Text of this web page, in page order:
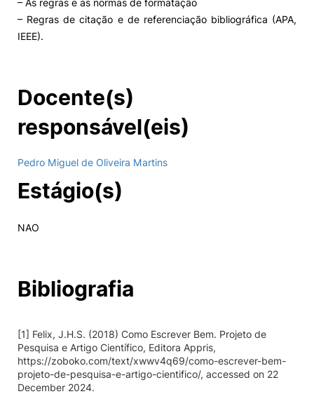
– As regras e as normas de formatação
– Regras de citação e de referenciação bibliográfica (APA,
IEEE).
Docente(s)
responsável(eis)
Pedro Miguel de Oliveira Martins
Estágio(s)
NAO
Bibliografia
[1] Felix, J.H.S. (2018) Como Escrever Bem. Projeto de
Pesquisa e Artigo Científico, Editora Appris,
https://zoboko.com/text/xwwv4q69/como-escrever-bem-
projeto-de-pesquisa-e-artigo-cientifico/, accessed on 22
December 2024.